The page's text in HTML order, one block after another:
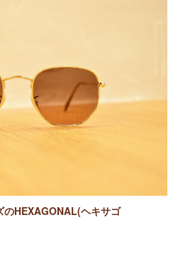
HEXAGONAL(ヘキサゴ